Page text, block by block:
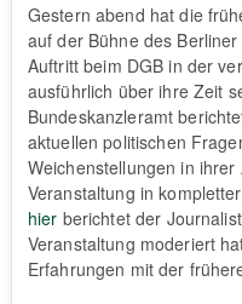
Gestern abend hat die
auf der Bühne des
Auftritt beim DGB in der
ausführlich über ihre Zeit
Bundeskanzleramt
aktuellen politischen
Weichenstellungen in ihrer
Veranstaltung in
hier berichtet der
Veranstaltung moderiert
Erfahrungen mit der